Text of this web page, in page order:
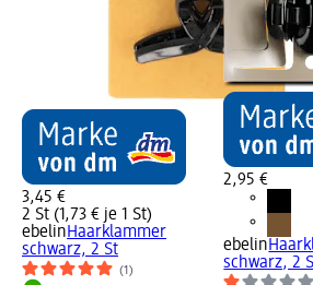
3,45 €
2 St (1,73 € je 1 St)
ebelinHaarklammer
schwarz, 2 St
(1)
2,95 €
ebelin
schwarz, 2